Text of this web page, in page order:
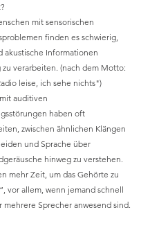
mit sensorischen
finden es schwierig,
akustische Informationen
verarbeiten. (nach dem Motto:
leise, ich sehe nichts")
auditiven
haben oft
zwischen ähnlichen Klängen
und Sprache über
hinweg zu verstehen.
mehr Zeit, um das Gehörte zu
vor allem, wenn jemand schnell
mehrere Sprecher anwesend sind.